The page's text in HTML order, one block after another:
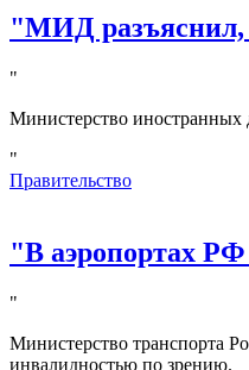
"МИД разъяснил,
"
Министерство
"
Правительство
"В аэропортах РФ
"
Министерство транспорта
инвалидностью по зрению.